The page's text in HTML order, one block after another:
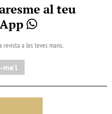
al teu
a les teves mans.
me'l